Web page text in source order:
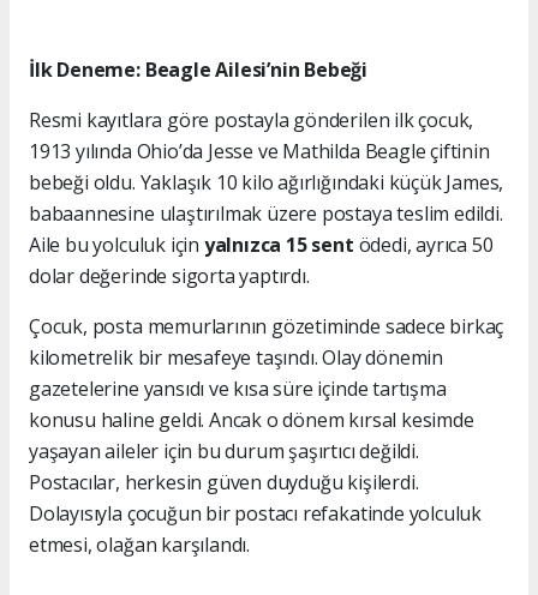
İlk Deneme: Beagle Ailesi’nin Bebeği
Resmi kayıtlara göre postayla gönderilen ilk çocuk,
1913 yılında Ohio’da Jesse ve Mathilda Beagle çiftinin
bebeği oldu. Yaklaşık 10 kilo ağırlığındaki küçük James,
babaannesine ulaştırılmak üzere postaya teslim edildi.
Aile bu yolculuk için yalnızca 15 sent ödedi, ayrıca 50
dolar değerinde sigorta yaptırdı.
Çocuk, posta memurlarının gözetiminde sadece birkaç
kilometrelik bir mesafeye taşındı. Olay dönemin
gazetelerine yansıdı ve kısa süre içinde tartışma
konusu haline geldi. Ancak o dönem kırsal kesimde
yaşayan aileler için bu durum şaşırtıcı değildi.
Postacılar, herkesin güven duyduğu kişilerdi.
Dolayısıyla çocuğun bir postacı refakatinde yolculuk
etmesi, olağan karşılandı.